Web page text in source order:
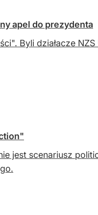
apel do prezydenta
Byli działacze
jest scenariusz